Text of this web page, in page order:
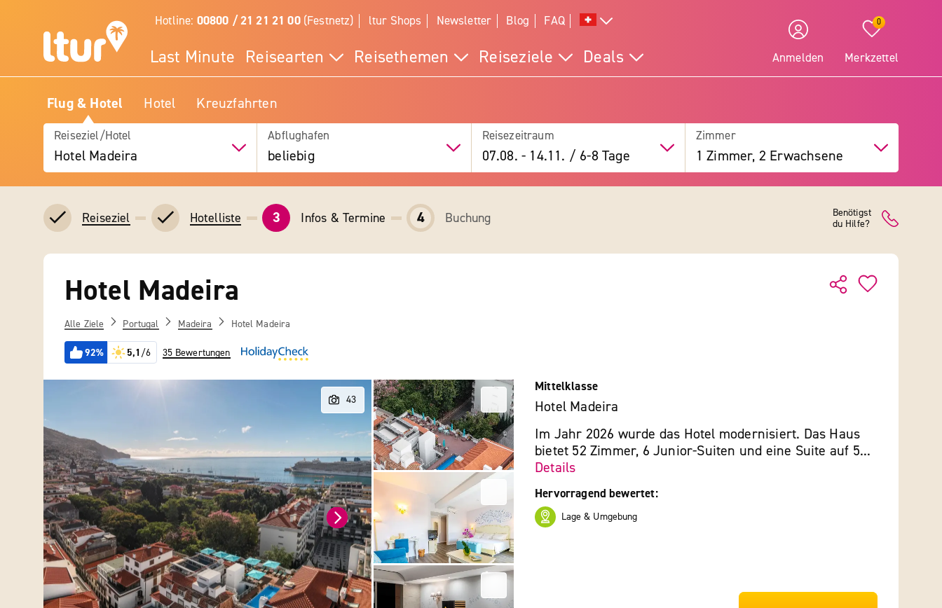
Hotline: 00800 / 21 21 21 00(Festnetz) ltur Shops Newsletter Blog FAQ
Last Minute Reisearten Reisethemen Reiseziele Deals Anmelden
0
Merkzettel
Flug & Hotel Hotel Kreuzfahrten
Reiseziel/Hotel
Hotel Madeira
Abflughafen
beliebig
Reisezeitraum
07.08. - 14.11. / 6-8 Tage
Zimmer
1 Zimmer, 2 Erwachsene
Reiseziel Hotelliste 3 Infos & Termine 4 Buchung
Benötigst
du Hilfe?
Hotel Madeira
Alle Ziele Portugal Madeira Hotel Madeira
92% 5,1 /6 35 Bewertungen
Mittelklasse
Hotel Madeira
Im Jahr 2026 wurde das Hotel modernisiert. Das Haus
bietet 52 Zimmer, 6 Junior-Suiten und eine Suite auf 5...
Details
Hervorragend bewertet:
Lage & Umgebung